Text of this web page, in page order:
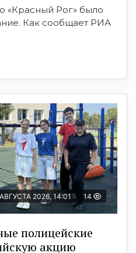
«Красный Рог» было
Как сообщает РИА
2026, 14:01 14
полицейские
акцию